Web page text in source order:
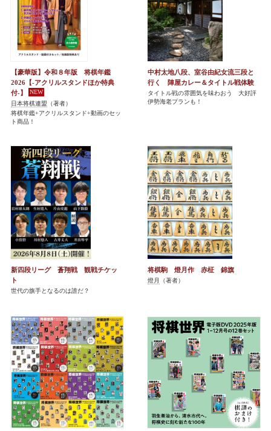
【豪華版】令和８年版 将棋年鑑
2026【-アクリルスタンドほか特典
付-】
日本将棋連盟 （著者）
将棋年鑑+アクリルスタンド+動画のセッ
ト商品！
中村太地八段、室谷由紀女流三段と
行く 陣屋カレー＆タイトル戦体験
タイトル戦の雰囲気を味わおう 大好評
伊勢海老プランも！
新四段リーグ 蒼翔戦 観戦チケッ
ト
世代の旗手となるのは誰だ？
将棋駒 燈月作 赤柾 錦旗
燈月 （著者）